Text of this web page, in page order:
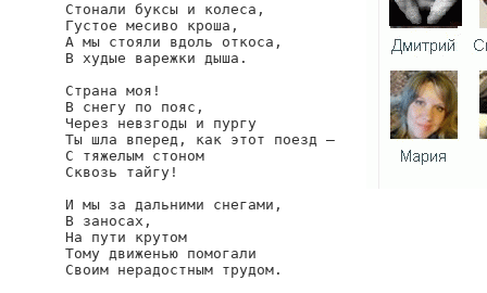
Стонали буксы и колеса,
Густое месиво кроша,
А мы стояли вдоль откоса,
В худые варежки дыша.
Страна моя!
В снегу по пояс,
Через невзгоды и пургу
Ты шла вперед, как этот поезд —
С тяжелым стоном
Сквозь тайгу!
И мы за дальними снегами,
В заносах,
На пути крутом
Тому движенью помогали
Своим нерадостным трудом.